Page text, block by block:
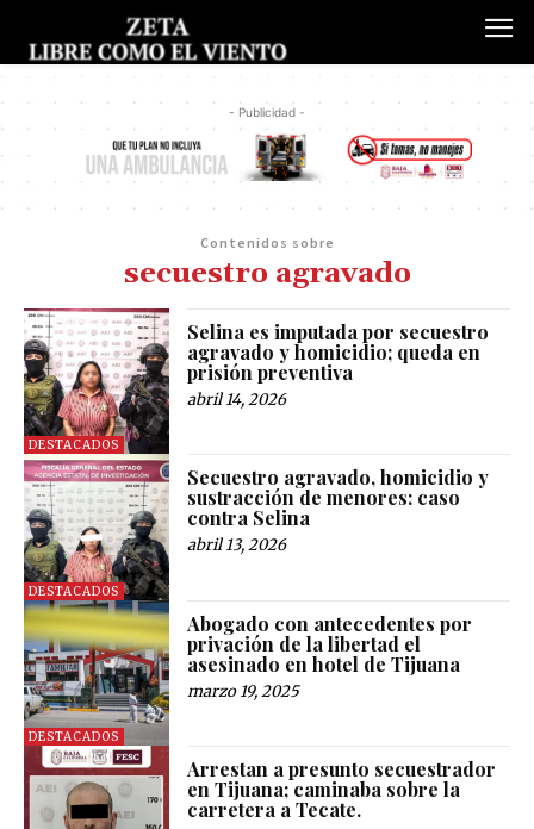
- Publicidad -
Contenidos sobre
secuestro agravado
DESTACADOS
Selina es imputada por secuestro
agravado y homicidio; queda en
prisión preventiva
abril 14, 2026
DESTACADOS
Secuestro agravado, homicidio y
sustracción de menores: caso
contra Selina
abril 13, 2026
DESTACADOS
Abogado con antecedentes por
privación de la libertad el
asesinado en hotel de Tijuana
marzo 19, 2025
Arrestan a presunto secuestrador
en Tijuana; caminaba sobre la
carretera a Tecate.